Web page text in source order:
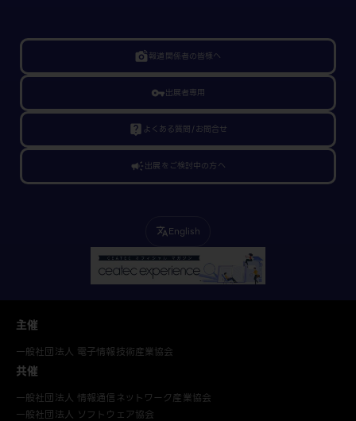
linked_camera報道関係者の皆様へ
vpn_key出展者専用
live_help よくある質問/お問合せ
campaign出展をご検討中の方へ
translateEnglish
主催
一般社団法人 電子情報技術産業協会
共催
一般社団法人 情報通信ネットワーク産業協会
一般社団法人 ソフトウェア協会